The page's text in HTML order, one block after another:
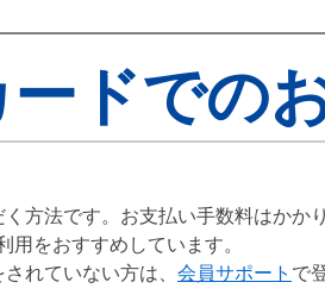
ドでの
方法です。お支払い手数料はかか
用をおすすめしています。
れていない方は、 会員サポート で